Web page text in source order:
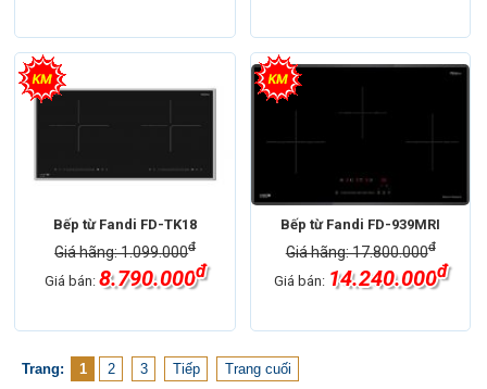
Bếp từ Fandi FD-TK18
Giá hãng: 1.099.000đ
Giá bán: 8.790.000đ
Bếp từ Fandi FD-939MRI
Giá hãng: 17.800.000đ
Giá bán: 14.240.000đ
Trang: 1 2 3 Tiếp Trang cuối